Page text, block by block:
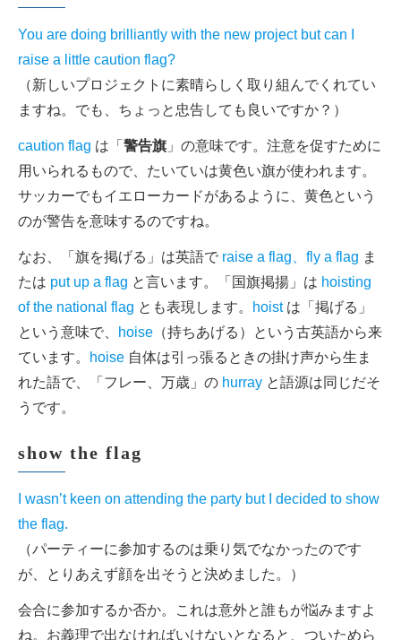
You are doing brilliantly with the new project but can I
raise a little caution flag?
（新しいプロジェクトに素晴らしく取り組んでくれてい
ますね。でも、ちょっと忠告しても良いですか？）
caution flag は「 警告旗 」の意味です。注意を促すために
用いられるもので、たいていは黄色い旗が使われます。
サッカーでもイエローカードがあるように、黄色という
のが警告を意味するのですね。
なお、「旗を掲げる」は英語で raise a flag、fly a flag ま
たは put up a flag と言います。「国旗掲揚」は hoisting
of the national flag とも表現します。 hoist は「掲げる」
という意味で、
hoise （持ちあげる）という古英語から来
ています。
hoise 自体は引っ張るときの掛け声から生ま
れた語で、「フレー、万歳」の hurray と語源は同じだそ
うです。
show the flag
I wasn’t keen on attending the party but I decided to show
the flag.
（パーティーに参加するのは乗り気でなかったのです
が、とりあえず顔を出そうと決めました。）
会合に参加するか否か。これは意外と誰もが悩みますよ
ね。お義理で出なければいけないとなると、ついためら